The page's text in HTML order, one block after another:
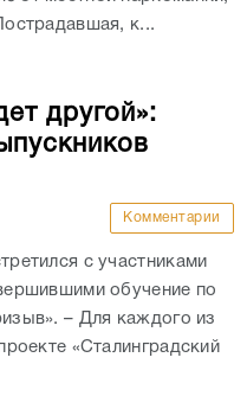
к...
другой»:
Комментарии
с участниками
обучение по
– Для каждого из
«Сталинградский